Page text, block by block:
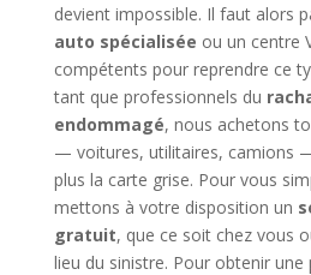
devient impossible. Il faut alors
auto spécialisée ou un centre
compétents pour reprendre ce
tant que professionnels du
endommagé, nous achetons
— voitures, utilitaires, camions
plus la carte grise. Pour vous
mettons à votre disposition un
gratuit, que ce soit chez vous
lieu du sinistre. Pour obtenir